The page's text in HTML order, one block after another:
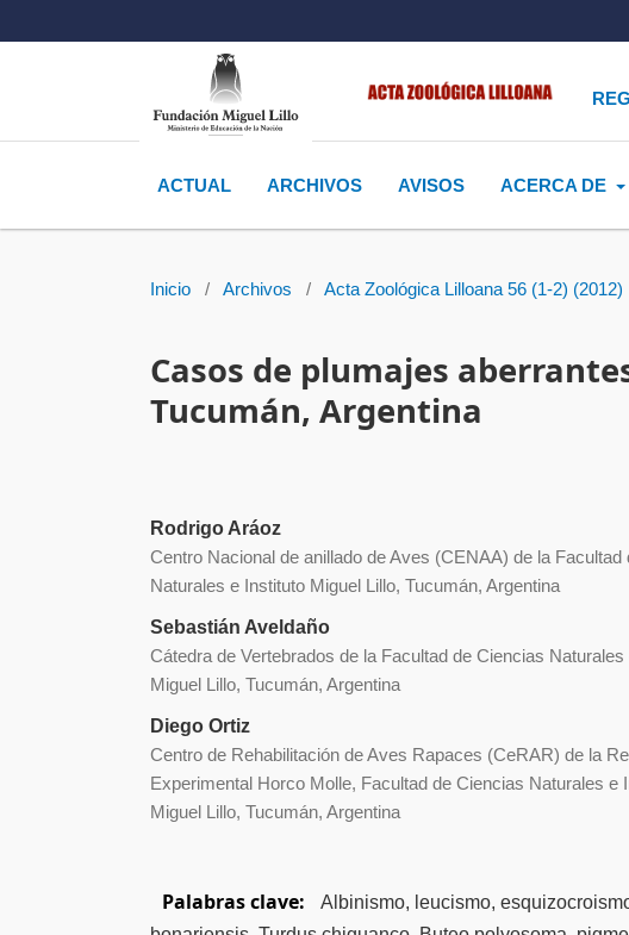
ACTUAL ARCHIVOS AVISOS ACERCA DE
Inicio / Archivos / Acta Zoológica Lilloana 56 (1-2) (2012)
Casos de plumajes
Tucumán, Argentina
Rodrigo Aráoz
Centro Nacional de anillado de Aves (CENAA) de la Facultad
Naturales e Instituto Miguel Lillo, Tucumán, Argentina
Sebastián Aveldaño
Cátedra de Vertebrados de la Facultad de Ciencias Naturales
Miguel Lillo, Tucumán, Argentina
Diego Ortiz
Centro de Rehabilitación de Aves Rapaces (CeRAR) de la
Experimental Horco Molle, Facultad de Ciencias Naturales e
Miguel Lillo, Tucumán, Argentina
Palabras clave:
Albinismo, leucismo,